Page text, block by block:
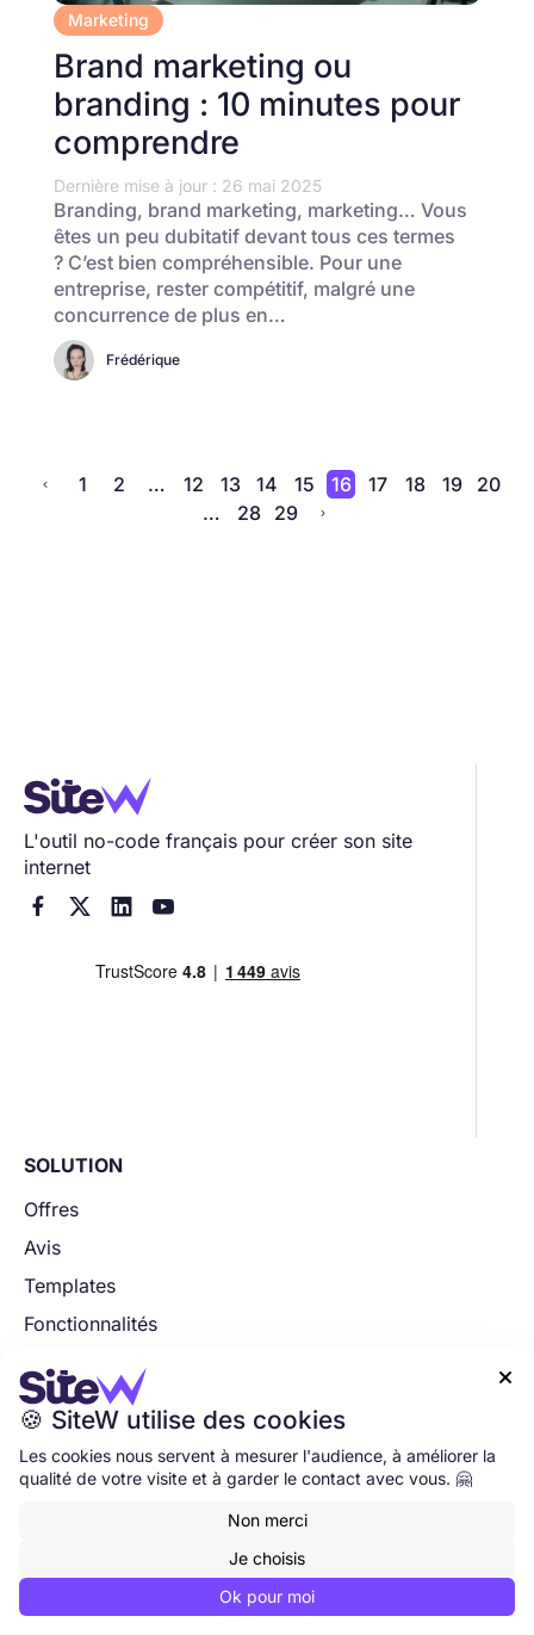
Marketing
Brand marketing ou
branding : 10 minutes pour
comprendre
Dernière mise à jour : 26 mai 2025
Branding, brand marketing, marketing… Vous
êtes un peu dubitatif devant tous ces termes
? C’est bien compréhensible. Pour une
entreprise, rester compétitif, malgré une
concurrence de plus en…
Frédérique
 1 2 … 12 13 14 15 16 17 18 19
20
…
28 29 
L'outil no-code français pour créer son site
internet
   
SOLUTION
Offres
Avis
Templates
Fonctionnalités
Adresse email professionnelle
Démarrer mon projet
Centre d'aide

🍪 SiteW utilise des cookies
Les cookies nous servent à mesurer l'audience, à améliorer la
qualité de votre visite et à garder le contact avec vous. 🤗
Non merci
Je choisis
Ok pour moi